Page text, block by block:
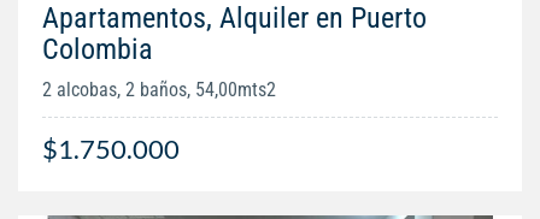
Apartamentos, Alquiler en Puerto
Colombia
2 alcobas, 2 baños, 54,00mts2
$1.750.000